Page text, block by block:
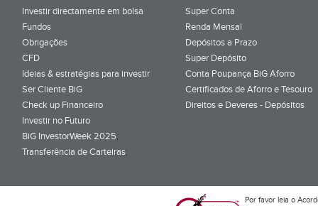
Investir directamente em bolsa
Fundos
Obrigações
CFD
Ideias & estratégias para investir
Ser Cliente BiG
Check up Financeiro
Investir no Futuro
BiG InvestorWeek 2025;
Transferência de Carteiras;
Super Conta
Renda Mensal
Depósitos a Prazo
Super Depósito
Conta Poupança BiG Aforro
Certificados de Aforro e Tesouro
Direitos e Deveres - Depósitos
Por favor leia o